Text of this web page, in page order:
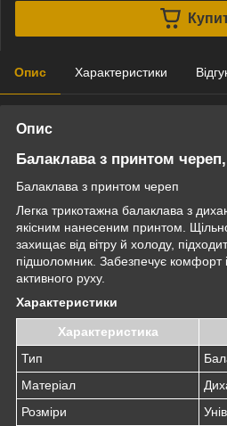
Опис Характеристики
Опис
Балаклава з принтом
Балаклава з принтом череп
Легка трикотажна балаклава з
якісним нанесеним принтом.
захищає від вітру й холоду,
підшоломник. Забезпечує комфорт
активного руху.
Характеристики
Характеристика
Тип
Матеріал
Розміри